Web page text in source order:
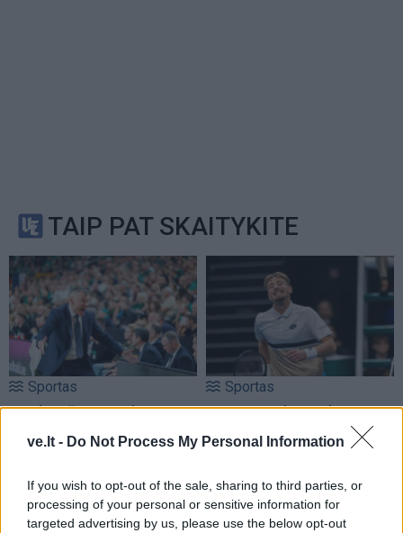
ve.lt - Do Not Process My Personal Information
If you wish to opt-out of the sale, sharing to third parties, or
processing of your personal or sensitive information for
targeted advertising by us, please use the below opt-out
TAIP PAT SKAITYKITE
Sportas
Jasikevičiaus vedami
Lietuvos vaikinai patiesė
Sportas
Trijų setų dramą laimėjęs
Butvilas pateko į
„Challenger“ turnyro